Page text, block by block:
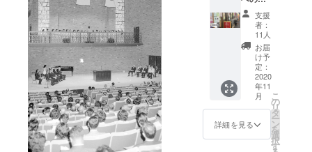
ページ
にて視
聴環境
を事前
にご確
認くだ
さい。
https://t
akaraz
uka-
c.jp/topi
cs/onlin
い。 ・
コン
サート
映像配
信の視
聴をご
提供 ・
商店街
のリ
ターン
品より1
芳名掲
載 記
載のお
名前に
ご希望
等をあ
れば備
考欄に
ご入力
くださ
い。匿
名を希
望され
支援
者：
11人
お届
け予
定：
2020
年11
月
詳細を見る
こ
の
リ
タ
ー
ン
を
選
択
す